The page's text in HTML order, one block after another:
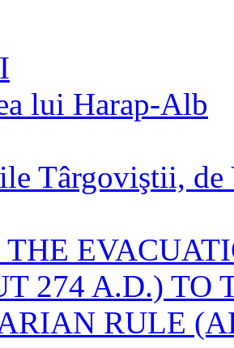
lui Harap-Alb
Târgoviştii, de
THE
274 A.D.) TO
RULE